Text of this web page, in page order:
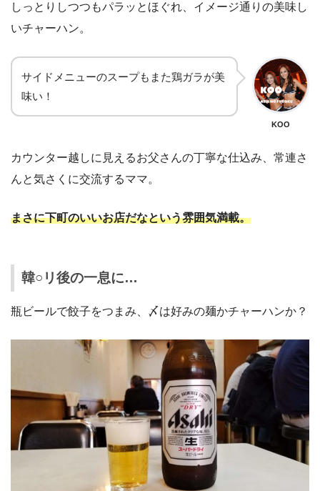
しっとりしつつもパラッとほぐれ、イメージ通りの美味し
いチャーハン。
サイドメニューのスープもまた鶏ガラが美
味い！
KOO
カウンター越しに見えるお父さんの丁寧な仕込み、常連さ
んと気さくに交流するママ。
まさに下町のいいお店だなという雰囲気満載。
韓○リ後の一息に…
瓶ビールで餃子をつまみ、〆は好みの麺かチャーハンか？